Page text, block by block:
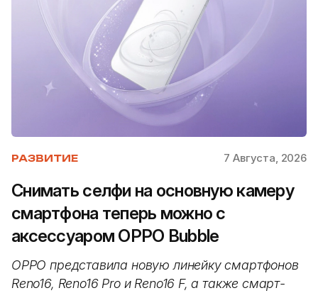
РАЗВИТИЕ 7 Августа, 2026
Снимать селфи на основную камеру
смартфона теперь можно с
аксессуаром OPPO Bubble
OPPO представила новую линейку смартфонов
Reno16, Reno16 Pro и Reno16 F, а также смарт-